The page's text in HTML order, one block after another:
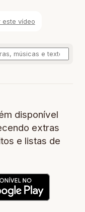
este vídeo
disponível
extras
e listas de